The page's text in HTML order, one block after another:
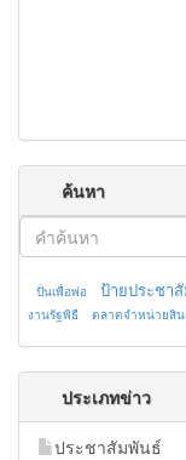
ค้นหา
ปั่นเพื่อพ่อ ป้ายประชา
งานรัฐพิธี
ตลาดจำหน่ายสิ
ประเภทข่าว
ประชาสัมพันธ์